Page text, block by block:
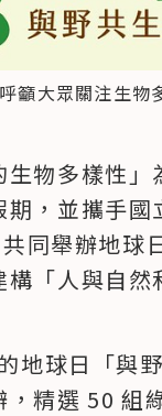
籲大眾關注生物
物多樣性
，並攜手
同舉辦地球
「人與自然
地球日「與
精選 50 組